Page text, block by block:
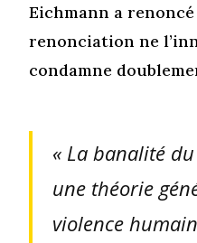
Eichmann a
renonciation ne
condamne
« La banalité
une théorie
violence